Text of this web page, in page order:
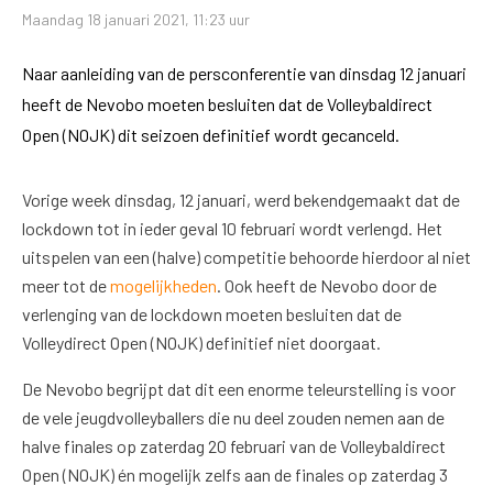
Maandag 18 januari 2021, 11:23 uur
Naar aanleiding van de persconferentie van dinsdag 12 januari
heeft de Nevobo moeten besluiten dat de Volleybaldirect
Open (NOJK) dit seizoen definitief wordt gecanceld.
Vorige week dinsdag, 12 januari, werd bekendgemaakt dat de
lockdown tot in ieder geval 10 februari wordt verlengd. Het
uitspelen van een (halve) competitie behoorde hierdoor al niet
meer tot demogelijkheden . Ook heeft de Nevobo door de
verlenging van de lockdown moeten besluiten dat de
Volleydirect Open (NOJK) definitief niet doorgaat.
De Nevobo begrijpt dat dit een enorme teleurstelling is voor
de vele jeugdvolleyballers die nu deel zouden nemen aan de
halve finales op zaterdag 20 februari van de Volleybaldirect
Open (NOJK) én mogelijk zelfs aan de finales op zaterdag 3